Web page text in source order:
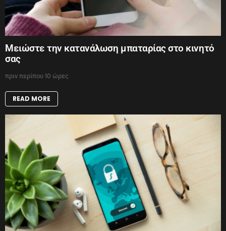
Μειώστε την κατανάλωση μπαταρίας στο κινητό
σας
πριν περίπου 10 ώρες
READ MORE